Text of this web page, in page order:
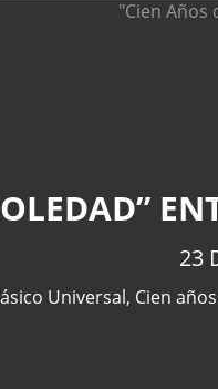
23
Universal, Cien